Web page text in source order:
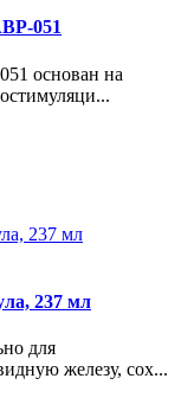
051
основан на
237 мл
для
железу, сох...